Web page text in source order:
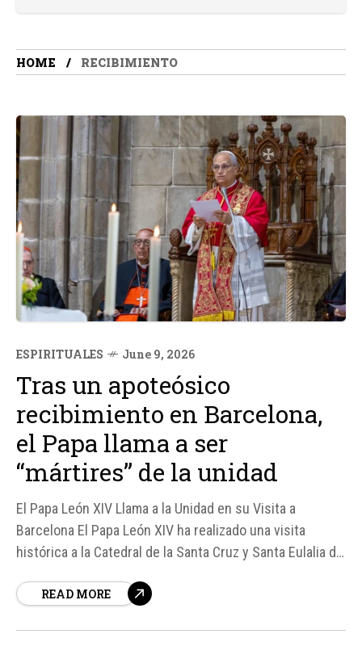
HOME RECIBIMIENTO
ESPIRITUALES June 9, 2026
Tras un apoteósico
recibimiento en Barcelona,
el Papa llama a ser
“mártires” de la unidad
El Papa León XIV Llama a la Unidad en su Visita a
Barcelona El Papa León XIV ha realizado una visita
histórica a la Catedral de la Santa Cruz y Santa Eulalia de
los fieles. Durante su estancia en la ciudad, el Pontífice
READ MORE